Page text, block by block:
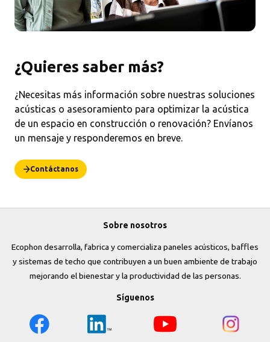
¿Quieres saber más?
¿Necesitas más información sobre nuestras soluciones
acústicas o asesoramiento para optimizar la acústica
de un espacio en construcción o renovación? Envíanos
un mensaje y responderemos en breve.
Contáctanos
Sobre nosotros
Ecophon desarrolla, fabrica y comercializa paneles acústicos, baffles
y sistemas de techo que contribuyen a un buen ambiente de trabajo
mejorando el bienestar y la productividad de las personas.
Síguenos